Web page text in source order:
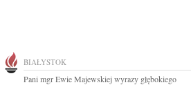
BIAŁYSTOK
Pani mgr Ewie Majewskiej wyrazy głębokiego